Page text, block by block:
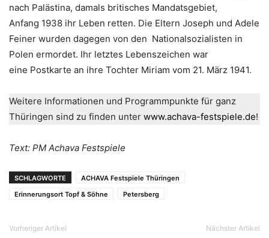
nach Palästina, damals britisches Mandatsgebiet,
Anfang 1938 ihr Leben retten. Die Eltern Joseph und Adele
Feiner wurden dagegen von den ­ Nationalsozialisten in
Polen ermordet. Ihr letztes Lebenszeichen war
eine Postkarte an ihre Tochter Miriam vom 21. März 1941.
Weitere Informationen und Programmpunkte für ganz
Thüringen sind zu finden unter www.achava-festspiele.de!
Text: PM Achava Festspiele
SCHLAGWORTE
ACHAVA Festspiele Thüringen
Erinnerungsort Topf & Söhne
Petersberg
Vorheriger Artikel Nächster Artikel